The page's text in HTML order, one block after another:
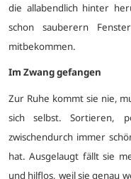
die allabendlich hinter
schon sauberern
mitbekommen.
Im Zwang gefangen
Zur Ruhe kommt sie nie,
sich selbst. Sortieren,
zwischendurch immer
hat. Ausgelaugt fällt sie
und hilflos, weil sie genau